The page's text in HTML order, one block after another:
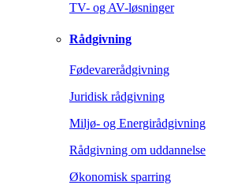
TV- og AV-løsninger
Rådgivning
Fødevarerådgivning
Juridisk rådgivning
Miljø- og Energirådgivning
Rådgivning om uddannelse
Økonomisk sparring